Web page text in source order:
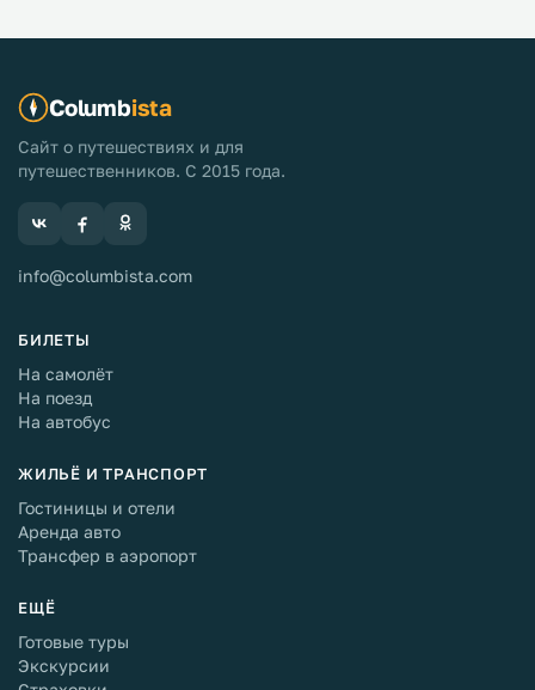
Columbista
Сайт о путешествиях и для
путешественников. С 2015 года.
info@columbista.com
БИЛЕТЫ
На самолёт
На поезд
На автобус
ЖИЛЬЁ И ТРАНСПОРТ
Гостиницы и отели
Аренда авто
Трансфер в аэропорт
ЕЩЁ
Готовые туры
Экскурсии